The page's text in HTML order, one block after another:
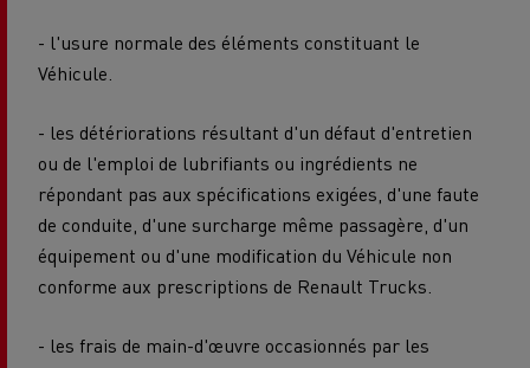
- l'usure normale des éléments constituant le
Véhicule.
- les détériorations résultant d'un défaut d'entretien
ou de l'emploi de lubrifiants ou ingrédients ne
répondant pas aux spécifications exigées, d'une faute
de conduite, d'une surcharge même passagère, d'un
équipement ou d'une modification du Véhicule non
conforme aux prescriptions de Renault Trucks.
- les frais de main-d'œuvre occasionnés par les